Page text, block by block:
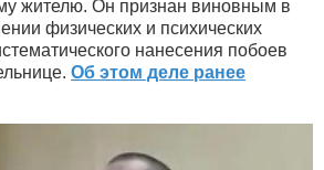
жителю. Он признан виновным в
физических и психических
нанесения побоев
Об этом деле ранее